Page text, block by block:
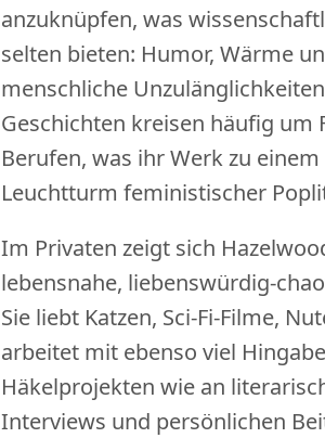
anzuknüpfen, was
selten bieten: Humor, Wärme
menschliche
Geschichten kreisen häufig um
Berufen, was ihr Werk zu
Leuchtturm feministischer
Im Privaten zeigt sich
lebensnahe, liebenswürdig-
Sie liebt Katzen, Sci-Fi-Filme,
arbeitet mit ebenso viel
Häkelprojekten wie an
Interviews und persönlichen